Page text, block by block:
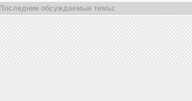
Последние обсуждаемые темы: